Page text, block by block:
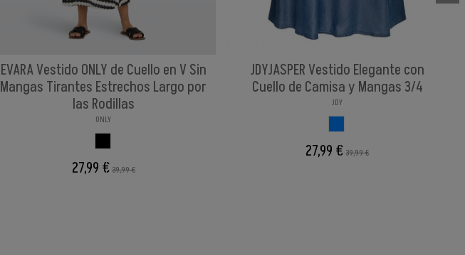
EVARA Vestido ONLY de Cuello en V Sin
Mangas Tirantes Estrechos Largo por
las Rodillas
ONLY
27,99 € 39,99 €
JDYJASPER Vestido Elegante con
Cuello de Camisa y Mangas 3/4
JDY
27,99 € 39,99 €